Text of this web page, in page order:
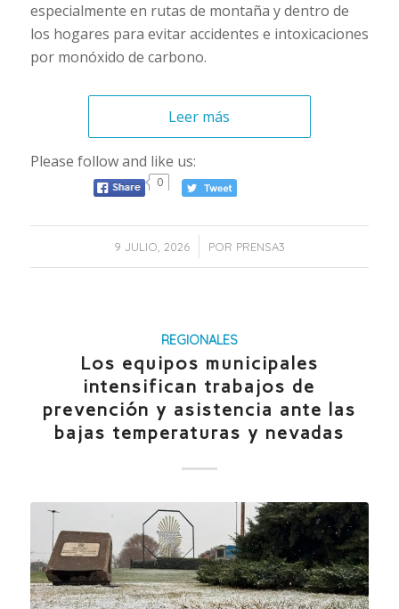
especialmente en rutas de montaña y dentro de
los hogares para evitar accidentes e intoxicaciones
por monóxido de carbono.
Leer más
Please follow and like us:
0
9 JULIO, 2026
/ POR PRENSA3
REGIONALES
Los equipos municipales
intensifican trabajos de
prevención y asistencia ante las
bajas temperaturas y nevadas